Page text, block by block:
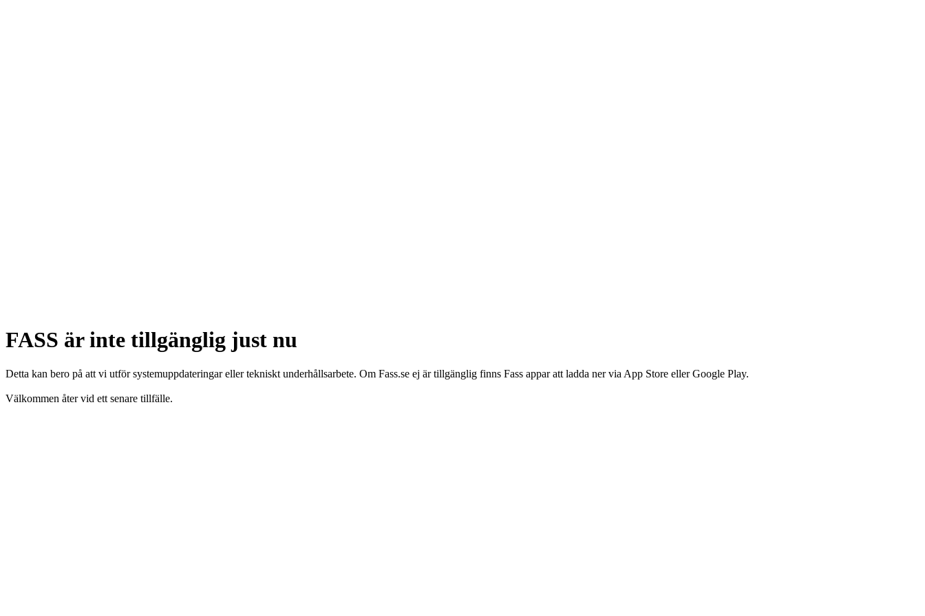
FASS är inte tillgänglig just nu
Detta kan bero på att vi utför systemuppdateringar eller tekniskt underhållsarbete. Om Fass.se ej är tillgänglig finns Fass appar att ladda ner via App Store eller Google Play.
Välkommen åter vid ett senare tillfälle.